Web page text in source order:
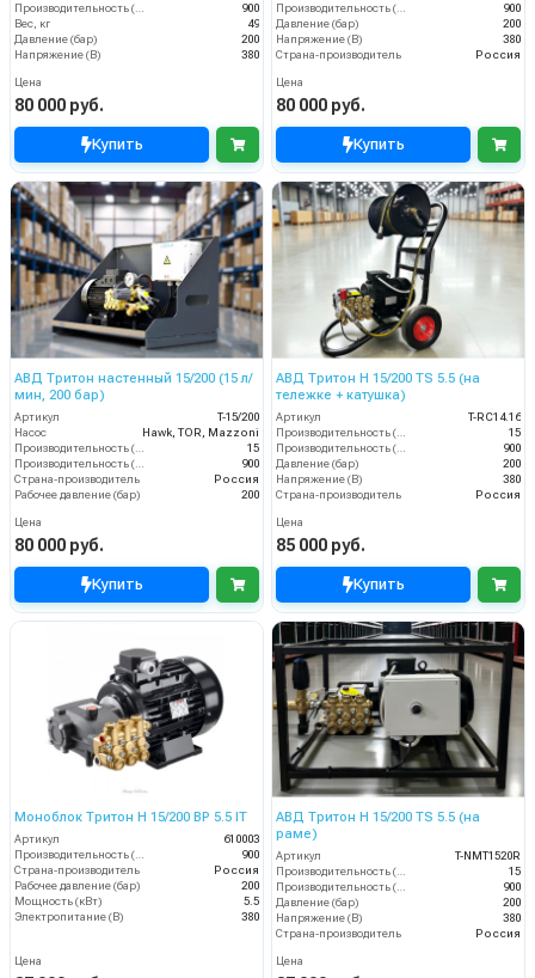
900
Вес, кг
49
Давление (бар)
200
Напряжение (В)
380
Цена
80 000 руб.
Купить
900
Давление (бар)
200
Напряжение (В)
380
Страна-производитель
Россия
Цена
80 000 руб.
Купить
АВД Тритон настенный 15/200 (15 л/
мин, 200 бар)
Артикул
T-15/200
Насос
Hawk, TOR, Mazzoni
15
900
Страна-производитель
Россия
Рабочее давление (бар)
200
Цена
80 000 руб.
Купить
АВД Тритон Н 15/200 TS 5.5 (на
тележке + катушка)
Артикул
T-RC14.16
15
900
Давление (бар)
200
Напряжение (В)
380
Страна-производитель
Россия
Цена
85 000 руб.
Купить
Моноблок Тритон H 15/200 BP 5.5 IT
Артикул
610003
Производительность (л/ч)
900
Страна-производитель
Россия
Рабочее давление (бар)
200
Мощность (кВт)
5.5
Электропитание (В)
380
Цена
АВД Тритон Н 15/200 TS 5.5 (на
раме)
Артикул
T-NMT1520R
Производительность (л/мин)
15
Производительность (л/ч)
900
Давление (бар)
200
Напряжение (В)
380
Страна-производитель
Россия
Цена